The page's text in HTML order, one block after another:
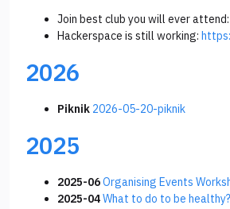
Join best club you will ever attend:
Hackerspace is still working:
2026
Piknik 2026-05-20-piknik
2025
2025-06Organising Events
2025-04What to do to be healthy?